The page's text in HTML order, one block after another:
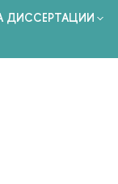
ДИССЕРТАЦИИ